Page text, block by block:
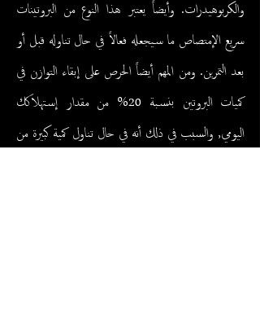
والكربوهيدرات. وأيضاً يعتبر هذا النوع من البروتينات
سريع الإمتصاص ما سيجعله فعالاً في حال تناوله قبل أو
بعد التمرين. ومن المهم أيضاً الحرص على إبقاء التوازن في
كميات البروتين بنسبة 20% من مقدار إستهلاكك
اليومي, والسبب في ذلك أنه في حال تناول كمية كبيرة من